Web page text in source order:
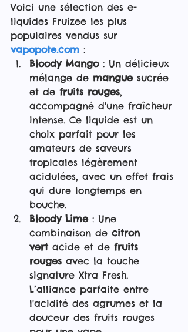
Voici une sélection des e-
liquides Fruizee les plus
populaires vendus sur
vapopote.com :
Bloody Mango : Un délicieux
mélange de mangue sucrée
et de fruits rouges,
accompagné d'une fraîcheur
intense. Ce liquide est un
choix parfait pour les
amateurs de saveurs
tropicales légèrement
acidulées, avec un effet frais
qui dure longtemps en
bouche.
Bloody Lime : Une
combinaison de citron
vert acide et de fruits
rouges avec la touche
signature Xtra Fresh.
L’alliance parfaite entre
l'acidité des agrumes et la
douceur des fruits rouges